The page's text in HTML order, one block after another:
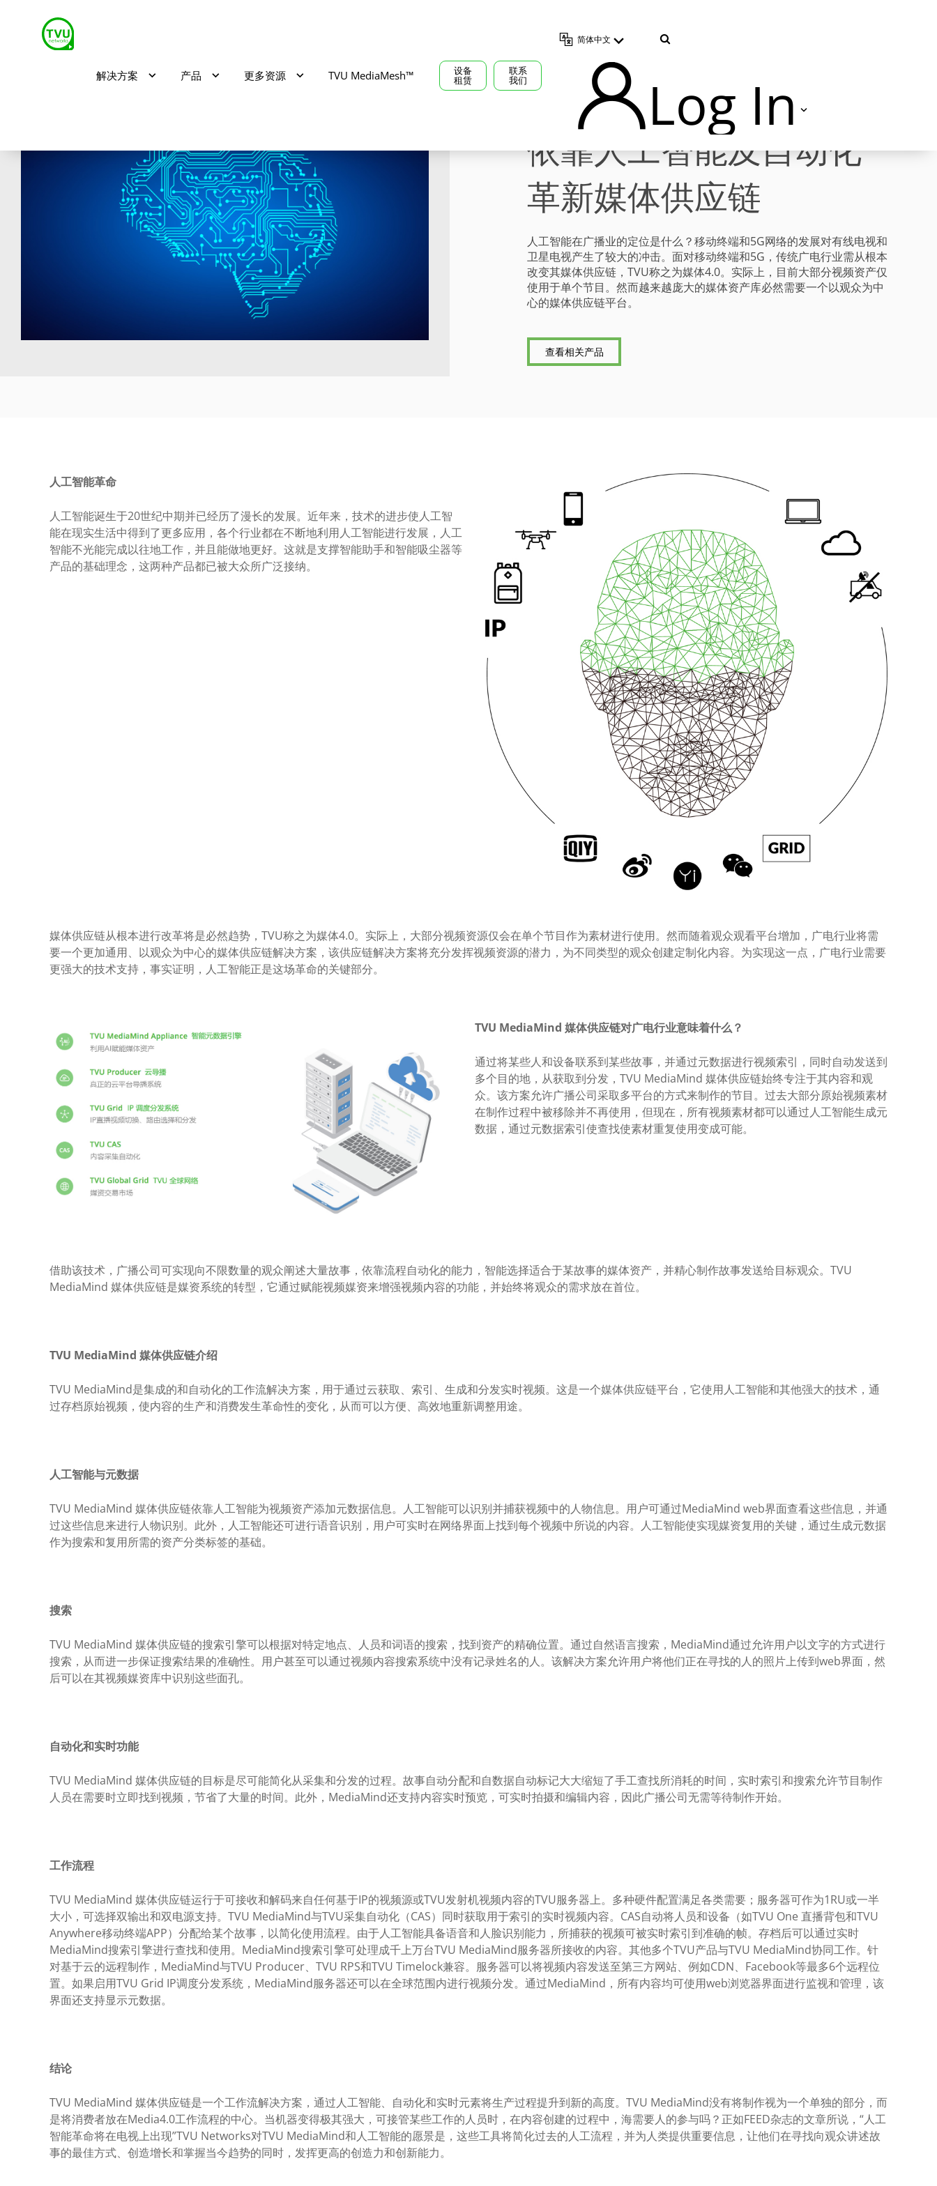
解决方案 产品 更多资源 TVU MediaMesh™ 设备
租赁
联系
我们
简体中文
Log In
TVU Producer 云导播
TVU Partyline 云互联
TVU Command Center 集中
管控系统
TVU Search 智媒体云
依靠人工智能及自动化
革新媒体供应链
人工智能在广播业的定位是什么？移动终端和5G网络的发展对有线电视和
卫星电视产生了较大的冲击。面对移动终端和5G，传统广电行业需从根本
改变其媒体供应链，TVU称之为媒体4.0。实际上，目前大部分视频资产仅
使用于单个节目。然而越来越庞大的媒体资产库必然需要一个以观众为中
心的媒体供应链平台。
查看相关产品
人工智能革命
人工智能诞生于20世纪中期并已经历了漫长的发展。近年来，技术的进步使人工智
能在现实生活中得到了更多应用，各个行业都在不断地利用人工智能进行发展，人工
智能不光能完成以往地工作，并且能做地更好。这就是支撑智能助手和智能吸尘器等
产品的基础理念，这两种产品都已被大众所广泛接纳。
媒体供应链从根本进行改革将是必然趋势，TVU称之为媒体4.0。实际上，大部分视频资源仅会在单个节目作为素材进行使用。然而随着观众观看平台增加，广电行业将需
要一个更加通用、以观众为中心的媒体供应链解决方案，该供应链解决方案将充分发挥视频资源的潜力，为不同类型的观众创建定制化内容。为实现这一点，广电行业需要
更强大的技术支持，事实证明，人工智能正是这场革命的关键部分。
TVU MediaMind 媒体供应链对广电行业意味着什么？
通过将某些人和设备联系到某些故事，并通过元数据进行视频索引，同时自动发送到
多个目的地，从获取到分发，TVU MediaMind 媒体供应链始终专注于其内容和观
众。该方案允许广播公司采取多平台的方式来制作的节目。过去大部分原始视频素材
在制作过程中被移除并不再使用，但现在，所有视频素材都可以通过人工智能生成元
数据，通过元数据索引使查找使素材重复使用变成可能。
借助该技术，广播公司可实现向不限数量的观众阐述大量故事，依靠流程自动化的能力，智能选择适合于某故事的媒体资产，并精心制作故事发送给目标观众。TVU
MediaMind 媒体供应链是媒资系统的转型，它通过赋能视频媒资来增强视频内容的功能，并始终将观众的需求放在首位。
TVU MediaMind 媒体供应链介绍
TVU MediaMind是集成的和自动化的工作流解决方案，用于通过云获取、索引、生成和分发实时视频。这是一个媒体供应链平台，它使用人工智能和其他强大的技术，通
过存档原始视频，使内容的生产和消费发生革命性的变化，从而可以方便、高效地重新调整用途。
人工智能与元数据
TVU MediaMind 媒体供应链依靠人工智能为视频资产添加元数据信息。人工智能可以识别并捕获视频中的人物信息。用户可通过MediaMind web界面查看这些信息，并通
过这些信息来进行人物识别。此外，人工智能还可进行语音识别，用户可实时在网络界面上找到每个视频中所说的内容。人工智能使实现媒资复用的关键，通过生成元数据
作为搜索和复用所需的资产分类标签的基础。
搜索
TVU MediaMind 媒体供应链的搜索引擎可以根据对特定地点、人员和词语的搜索，找到资产的精确位置。通过自然语言搜索，MediaMind通过允许用户以文字的方式进行
搜索，从而进一步保证搜索结果的准确性。用户甚至可以通过视频内容搜索系统中没有记录姓名的人。该解决方案允许用户将他们正在寻找的人的照片上传到web界面，然
后可以在其视频媒资库中识别这些面孔。
自动化和实时功能
TVU MediaMind 媒体供应链的目标是尽可能简化从采集和分发的过程。故事自动分配和自数据自动标记大大缩短了手工查找所消耗的时间，实时索引和搜索允许节目制作
人员在需要时立即找到视频，节省了大量的时间。此外，MediaMind还支持内容实时预览，可实时拍摄和编辑内容，因此广播公司无需等待制作开始。
工作流程
TVU MediaMind 媒体供应链运行于可接收和解码来自任何基于IP的视频源或TVU发射机视频内容的TVU服务器上。多种硬件配置满足各类需要；服务器可作为1RU或一半
大小，可选择双输出和双电源支持。TVU MediaMind与TVU采集自动化（CAS）同时获取用于索引的实时视频内容。CAS自动将人员和设备（如TVU One 直播背包和TVU
Anywhere移动终端APP）分配给某个故事，以简化使用流程。由于人工智能具备语音和人脸识别能力，所捕获的视频可被实时索引到准确的帧。存档后可以通过实时
MediaMind搜索引擎进行查找和使用。MediaMind搜索引擎可处理成千上万台TVU MediaMind服务器所接收的内容。其他多个TVU产品与TVU MediaMind协同工作。针
对基于云的远程制作，MediaMind与TVU Producer、TVU RPS和TVU Timelock兼容。服务器可以将视频内容发送至第三方网站、例如CDN、Facebook等最多6个远程位
置。如果启用TVU Grid IP调度分发系统，MediaMind服务器还可以在全球范围内进行视频分发。通过MediaMind，所有内容均可使用web浏览器界面进行监视和管理，该
界面还支持显示元数据。
结论
TVU MediaMind 媒体供应链是一个工作流解决方案，通过人工智能、自动化和实时元素将生产过程提升到新的高度。TVU MediaMind没有将制作视为一个单独的部分，而
是将消费者放在Media4.0工作流程的中心。当机器变得极其强大，可接管某些工作的人员时，在内容创建的过程中，海需要人的参与吗？正如FEED杂志的文章所说，“人工
智能革命将在电视上出现”TVU Networks对TVU MediaMind和人工智能的愿景是，这些工具将简化过去的人工流程，并为人类提供重要信息，让他们在寻找向观众讲述故
事的最佳方式、创造增长和掌握当今趋势的同时，发挥更高的创造力和创新能力。